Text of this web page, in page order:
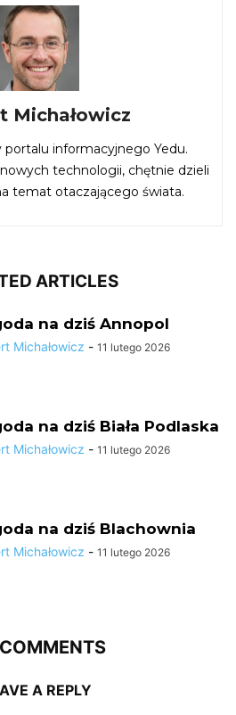
Michałowicz
portalu informacyjnego Yedu.
technologii, chętnie dzieli
temat otaczającego świata.
ARTICLES
na dziś Annopol
Michałowicz - 11 lutego 2026
na dziś Biała Podlaska
Michałowicz - 11 lutego 2026
na dziś Blachownia
Michałowicz - 11 lutego 2026
A REPLY